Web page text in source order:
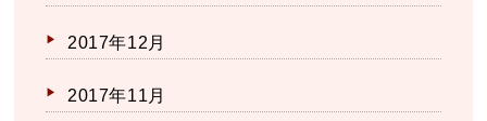
2017年12月
2017年11月